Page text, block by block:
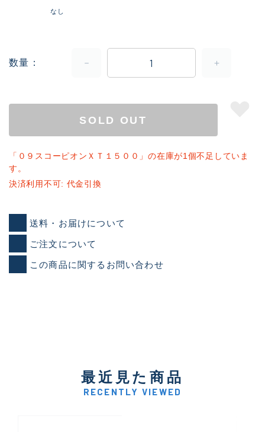
なし
数量
SOLD OUT
「０９スコーピオンＸＴ１５００」の在庫が1個不足していま
す。
決済利用不可: 代金引換
送料・お届けについて
ご注文について
この商品に関するお問い合わせ
最近見た商品
RECENTLY VIEWED